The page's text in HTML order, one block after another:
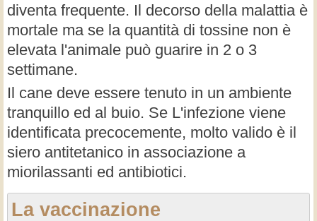
diventa frequente. Il decorso della malattia è
mortale ma se la quantità di tossine non è
elevata l'animale può guarire in 2 o 3
settimane.
Il cane deve essere tenuto in un ambiente
tranquillo ed al buio. Se L'infezione viene
identificata precocemente, molto valido è il
siero antitetanico in associazione a
miorilassanti ed antibiotici.
La vaccinazione